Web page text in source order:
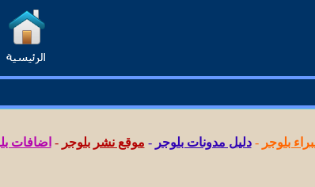
بلوجر -دليل مدونات بلوجر - موقع نشر بلوجر - اضافات